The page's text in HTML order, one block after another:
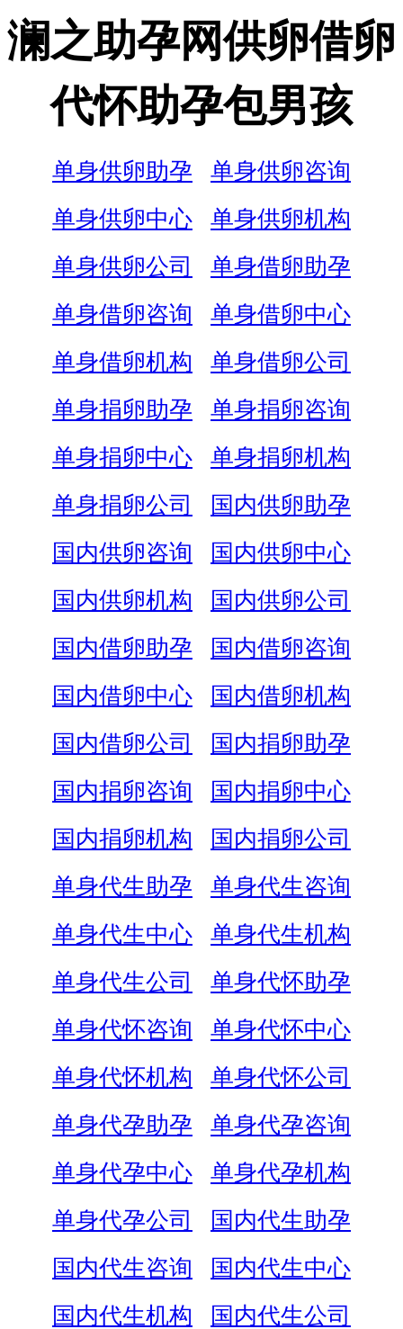
澜之助孕网供卵借卵
代怀助孕包男孩
单身供卵助孕
单身供卵咨询
单身供卵中心
单身供卵机构
单身供卵公司
单身借卵助孕
单身借卵咨询
单身借卵中心
单身借卵机构
单身借卵公司
单身捐卵助孕
单身捐卵咨询
单身捐卵中心
单身捐卵机构
单身捐卵公司
国内供卵助孕
国内供卵咨询
国内供卵中心
国内供卵机构
国内供卵公司
国内借卵助孕
国内借卵咨询
国内借卵中心
国内借卵机构
国内借卵公司
国内捐卵助孕
国内捐卵咨询
国内捐卵中心
国内捐卵机构
国内捐卵公司
单身代生助孕
单身代生咨询
单身代生中心
单身代生机构
单身代生公司
单身代怀助孕
单身代怀咨询
单身代怀中心
单身代怀机构
单身代怀公司
单身代孕助孕
单身代孕咨询
单身代孕中心
单身代孕机构
单身代孕公司
国内代生助孕
国内代生咨询
国内代生中心
国内代生机构
国内代生公司